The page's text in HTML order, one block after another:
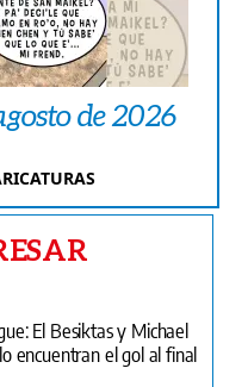
de 2026
El Besiktas y Michael
encuentran el gol al final